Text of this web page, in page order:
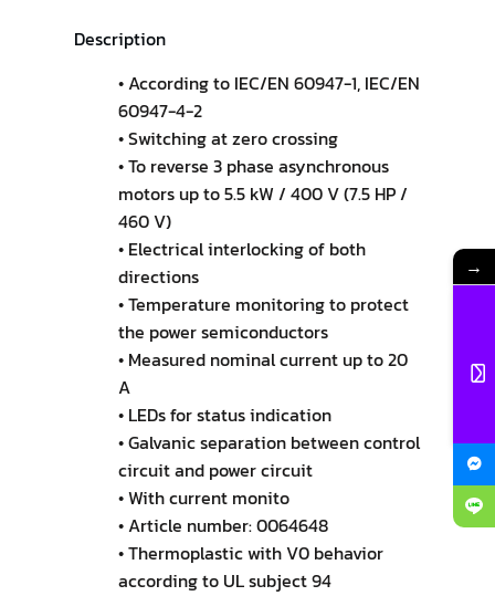
Description
• According to IEC/EN 60947-1, IEC/EN
60947-4-2
• Switching at zero crossing
• To reverse 3 phase asynchronous
motors up to 5.5 kW / 400 V (7.5 HP /
460 V)
• Electrical interlocking of both
directions
• Temperature monitoring to protect
the power semiconductors
• Measured nominal current up to 20
A
• LEDs for status indication
• Galvanic separation between control
circuit and power circuit
• With current monito
• Article number: 0064648
• Thermoplastic with V0 behavior
according to UL subject 94
→